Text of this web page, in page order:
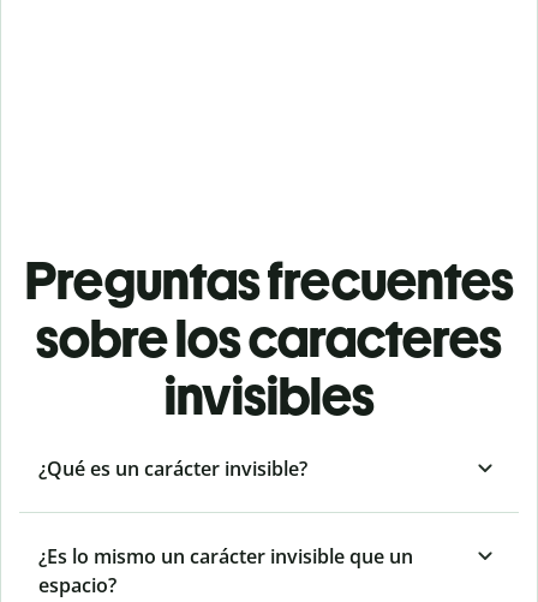
Preguntas frecuentes
sobre los caracteres
invisibles
¿Qué es un carácter invisible?
¿Es lo mismo un carácter invisible que un
espacio?